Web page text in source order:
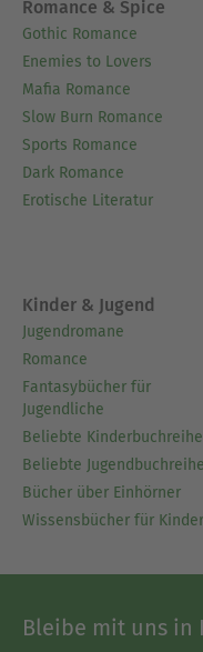
Arbeiten wurde sie
ausgezeichnet,
der Finnischen
sowie der
Literaturpreis. Sie
Sachbücher sowie
veröffentlicht.
Wissenschaft und
inspirieren.
Südfinnland und
Hunden im Wald
Romance & Spice
Gothic Romance
Enemies to Lovers
Mafia Romance
Slow Burn Romance
Sports Romance
Dark Romance
Erotische Literatur
Kinder & Jugend
Jugendromane
Romance
Fantasybücher für
Jugendliche
Beliebte
Beliebte
Bücher über Einhörner
Wissensbücher für Kinder
Bleibe mit uns in